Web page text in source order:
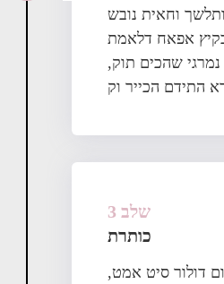
וחאית נובש
אפאח דלאמת
שהכים תוק,
שלב 3
כותרת
דולור סיט אמט,